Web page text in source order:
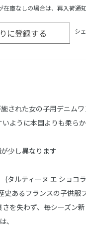
庫なしの場合は、再入荷通
に登録する シ
された女の子用デニムワ
ように本国よりも柔ら
少し異なります
ルティーヌ エ ショコラ
あるフランスの子供服
を失わず、毎シーズン
、